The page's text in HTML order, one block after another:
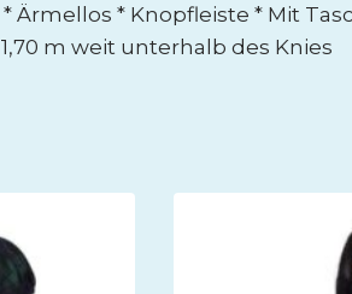
* Knopfleiste * Mit
m weit unterhalb des Knies